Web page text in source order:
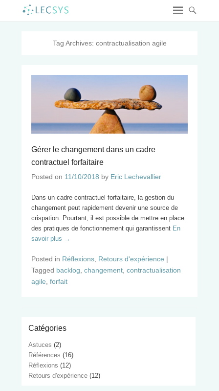
Tag Archives: contractualisation agile
Gérer le changement dans un cadre
contractuel forfaitaire
Posted on 11/10/2018 by Eric Lechevallier
Dans un cadre contractuel forfaitaire, la gestion du
changement peut rapidement devenir une source de
crispation. Pourtant, il est possible de mettre en place
des pratiques de fonctionnement qui garantissent En
savoir plus →
Posted in Réflexions Retours d'expérience |
Tagged backlog changement contractualisation
agile forfait
Catégories
Astuces (2)
Références (16)
Réflexions (12)
Retours d'expérience (12)